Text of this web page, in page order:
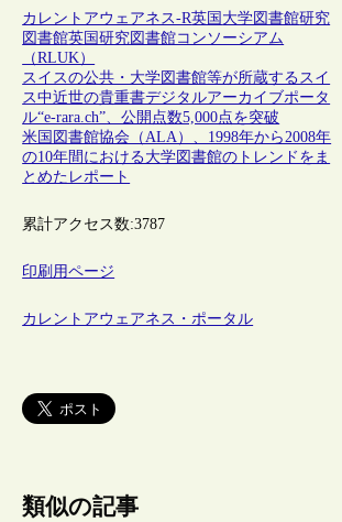
カレントアウェアネス-R英国 大学図書館研究
図書館英国研究図書館コンソーシアム
（RLUK）
スイスの公共・大学図書館等が所蔵するスイ
ス中近世の貴重書デジタルアーカイブポータ
ル“e-rara.ch”、公開点数5,000点を突破
米国図書館協会（ALA）、1998年から2008年
の10年間における大学図書館のトレンドをま
とめたレポート
累計アクセス数:3787
印刷用ページ
カレントアウェアネス・ポータル
類似の記事